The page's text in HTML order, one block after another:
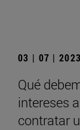
03 | 07 | 2023
Qué
intereses
contratar